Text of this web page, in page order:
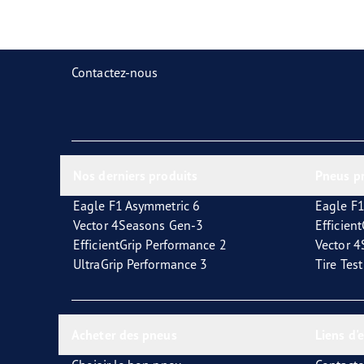
Contactez-nous
Eagle F1 Asymmetric 6
Vector 4Seasons Gen-3
EfficientGrip Performance 2
UltraGrip Performance 3
Eagle
Vector
Tire